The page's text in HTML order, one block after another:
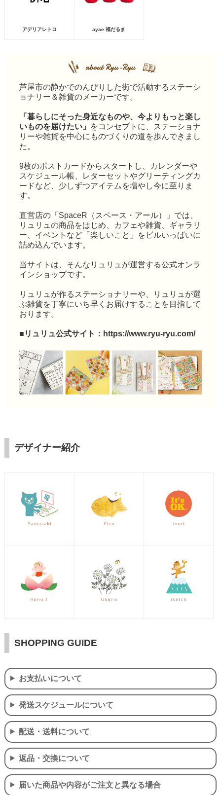
アデリアレトロ ayae 福だるま
芦屋市の静かでのんびりした街で活動するステーシ
ョナリー＆雑貨のメーカーです。
「暮らしにそった身近なものや、今よりもっと楽し
いものを届けたい」
をコンセプトに、ステーショナ
リーや雑貨を中心にものづくりの道を歩んできまし
た。
9枚のポストカードからスタートし、カレンダーや
スケジュール帳、レターセットやグリーティングカ
ードなど、少しずつアイテムを増やし今に至りま
す。
直営店の「SpaceR（スペース・アール）」では、
リュリュの商品をはじめ、カフェや雑貨、ギャラリ
ー、イベントなど「楽しいこと」をビルいっぱいに
詰め込んでいます。
当サイトは、そんなリュリュが運営する公式オンラ
インショップです。
リュリュが作るステーショナリーや、リュリュが選
ぶ雑貨を丁寧にいち早くお届けすることを目指して
おります。
■リュリュ公式サイト： https://www.ryu-ryu.com/
デザイナー紹介
SHOPPING GUIDE
お支払いについて
発送スケジュールについて
配送・送料について
返品・交換について
届いた商品や内容がご注文と異なる場合